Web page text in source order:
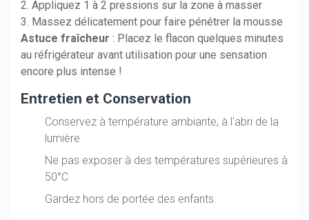
2. Appliquez 1 à 2 pressions sur la zone à masser
3. Massez délicatement pour faire pénétrer la mousse
Astuce fraîcheur : Placez le flacon quelques minutes
au réfrigérateur avant utilisation pour une sensation
encore plus intense !
Entretien et Conservation
Conservez à température ambiante, à l'abri de la
lumière
Ne pas exposer à des températures supérieures à
50°C
Gardez hors de portée des enfants